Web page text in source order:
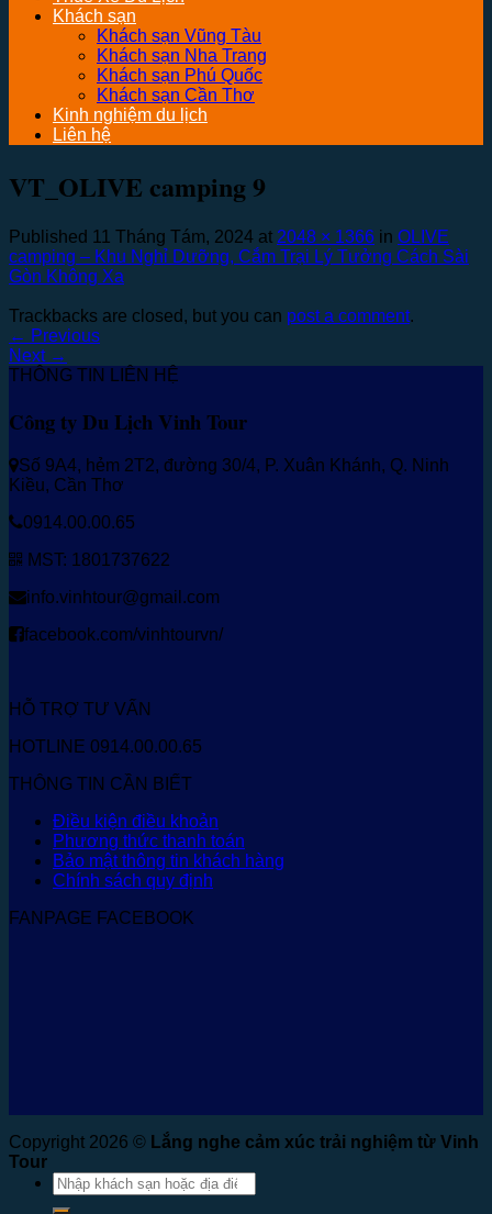
Khách sạn
Khách sạn Vũng Tàu
Khách sạn Nha Trang
Khách sạn Phú Quốc
Khách sạn Cần Thơ
Kinh nghiệm du lịch
Liên hệ
VT_OLIVE camping 9
Published 11 Tháng Tám, 2024 at 2048 × 1366 in OLIVE
camping – Khu Nghỉ Dưỡng, Cắm Trại Lý Tưởng Cách Sài
Gòn Không Xa
Trackbacks are closed, but you can post a comment.
← Previous
Next →
THÔNG TIN LIÊN HỆ
Công ty Du Lịch Vinh Tour
Số 9A4, hẻm 2T2, đường 30/4, P. Xuân Khánh, Q. Ninh
Kiều, Cần Thơ
0914.00.00.65
MST: 1801737622
info.vinhtour@gmail.com
facebook.com/vinhtourvn/
HỖ TRỢ TƯ VẤN
HOTLINE 0914.00.00.65
THÔNG TIN CẦN BIẾT
Điều kiện điều khoản
Phương thức thanh toán
Bảo mật thông tin khách hàng
Chính sách quy định
FANPAGE FACEBOOK
Copyright 2026 © Lắng nghe cảm xúc trải nghiệm từ Vinh
Tour
Tìm
kiếm: